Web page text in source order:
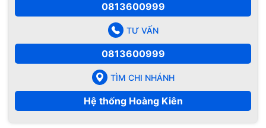
0813600999
TƯ VẤN
0813600999
TÌM CHI NHÁNH
Hệ thống Hoàng Kiên